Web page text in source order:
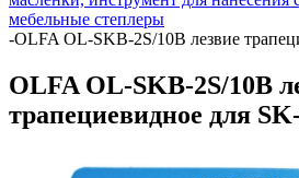
мебельные степлеры
-OLFA OL-SKB-2S/10B лезвие
OLFA OL-SKB-2S/10B
трапециевидное для